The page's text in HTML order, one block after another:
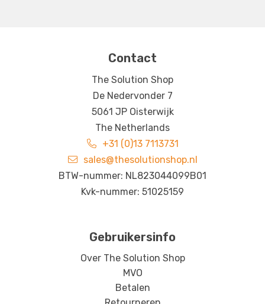
Contact
The Solution Shop
De Nedervonder 7
5061 JP Oisterwijk
The Netherlands
+31 (0)13 7113731
sales@thesolutionshop.nl
BTW-nummer: NL823044099B01
Kvk-nummer: 51025159
Gebruikersinfo
Over The Solution Shop
MVO
Betalen